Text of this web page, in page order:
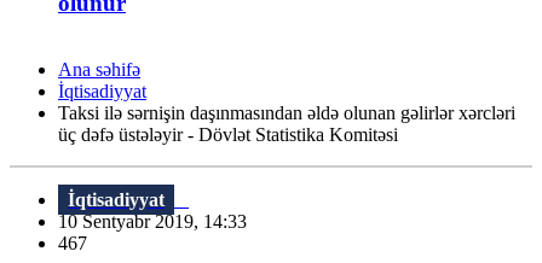
Ana səhifə
İqtisadiyyat
Taksi ilə sərnişin daşınmasından əldə olunan gəlirlər xərcləri
üç dəfə üstələyir - Dövlət Statistika Komitəsi
İqtisadiyyat
10 Sentyabr 2019, 14:33
467